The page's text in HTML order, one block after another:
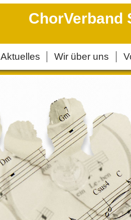
ChorVerband
Aktuelles Wir über uns